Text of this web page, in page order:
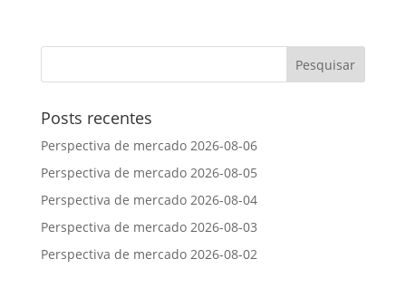
Posts recentes
Perspectiva de mercado 2026-08-06
Perspectiva de mercado 2026-08-05
Perspectiva de mercado 2026-08-04
Perspectiva de mercado 2026-08-03
Perspectiva de mercado 2026-08-02